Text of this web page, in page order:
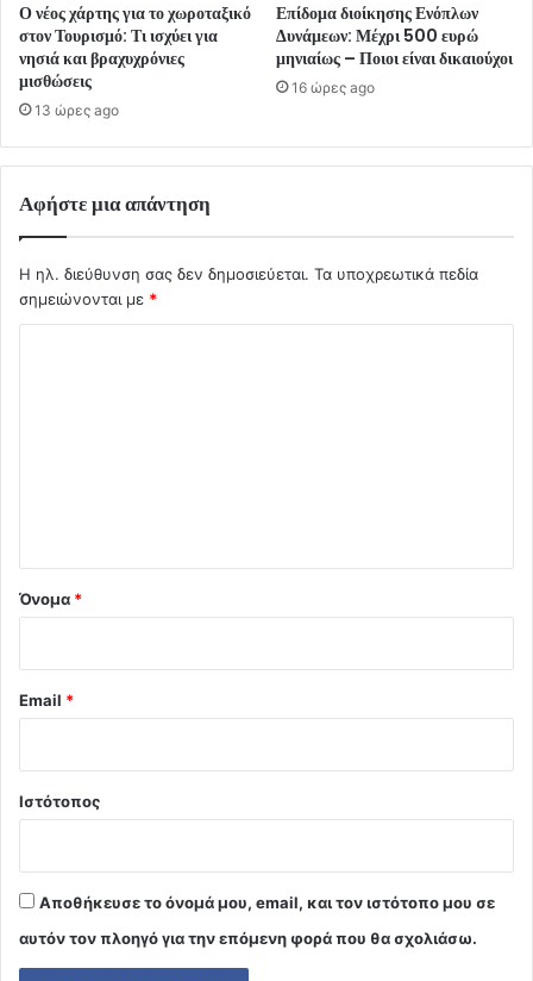
Ο νέος χάρτης για το χωροταξικό
στον Τουρισμό: Τι ισχύει για
νησιά και βραχυχρόνιες
μισθώσεις
13 ώρες ago
Επίδομα διοίκησης Ενόπλων
Δυνάμεων: Μέχρι 500 ευρώ
μηνιαίως – Ποιοι είναι δικαιούχοι
16 ώρες ago
Αφήστε μια απάντηση
Η ηλ. διεύθυνση σας δεν δημοσιεύεται. Τα υποχρεωτικά πεδία
σημειώνονται με *
Όνομα *
Email *
Ιστότοπος
Αποθήκευσε το όνομά μου, email, και τον ιστότοπο μου σε
αυτόν τον πλοηγό για την επόμενη φορά που θα σχολιάσω.